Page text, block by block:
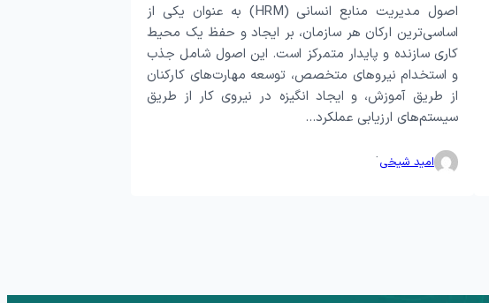
اصول مدیریت منابع انسانی (HRM) به عنوان یکی از
اساسی‌ترین ارکان هر سازمان، بر ایجاد و حفظ یک محیط
کاری سازنده و پایدار متمرکز است. این اصول شامل جذب
و استخدام نیروهای متخصص، توسعه مهارت‌های کارکنان
از طریق آموزش، و ایجاد انگیزه در نیروی کار از طریق
سیستم‌های ارزیابی عملکرد…
امید شیخی·